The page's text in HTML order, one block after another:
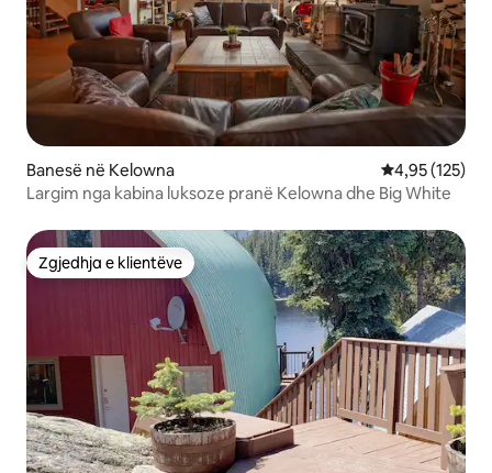
Banesë në Kelowna Vlerësimi
4,95 (125)
Largim nga kabina luksoze pranë Kelowna dhe Big White
Zgjedhja e klientëve
Zgjedhja e klientëve